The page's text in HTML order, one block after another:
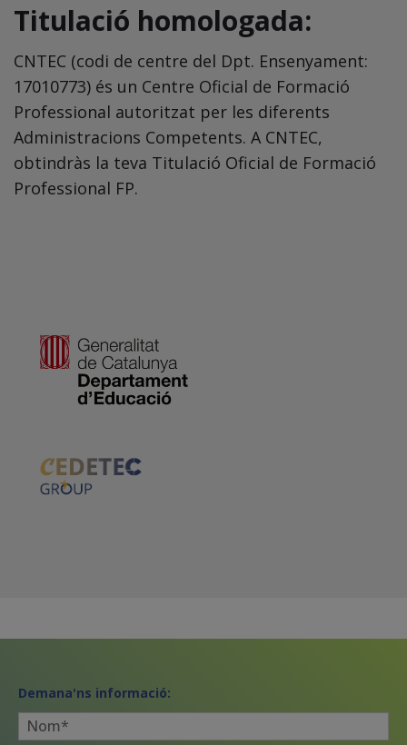
Titulació homologada:
CNTEC (codi de centre del Dpt. Ensenyament:
17010773) és un Centre Oficial de Formació
Professional autoritzat per les diferents
Administracions Competents. A CNTEC,
obtindràs la teva Titulació Oficial de Formació
Professional FP.
Demana'ns informació:
Nom *